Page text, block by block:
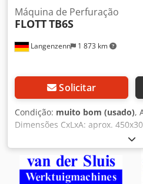
Langenzenn 1 873 km
Máquina de Perfuração
FLOTTTB6S
Solicitar
Condição: muito bom (usado),
Dimensões CxLxA: aprox.
máxima de perfuração: 60mm
350mm Cedpeh Dimyjfx
250x250mm Velocidade: 430 -
velocidade) 2 degraus do